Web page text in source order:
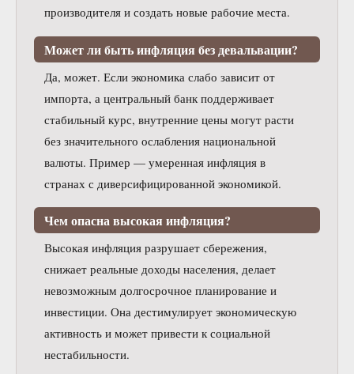
производителя и создать новые рабочие места.
Может ли быть инфляция без девальвации?
Да, может. Если экономика слабо зависит от
импорта, а центральный банк поддерживает
стабильный курс, внутренние цены могут расти
без значительного ослабления национальной
валюты. Пример — умеренная инфляция в
странах с диверсифицированной экономикой.
Чем опасна высокая инфляция?
Высокая инфляция разрушает сбережения,
снижает реальные доходы населения, делает
невозможным долгосрочное планирование и
инвестиции. Она дестимулирует экономическую
активность и может привести к социальной
нестабильности.